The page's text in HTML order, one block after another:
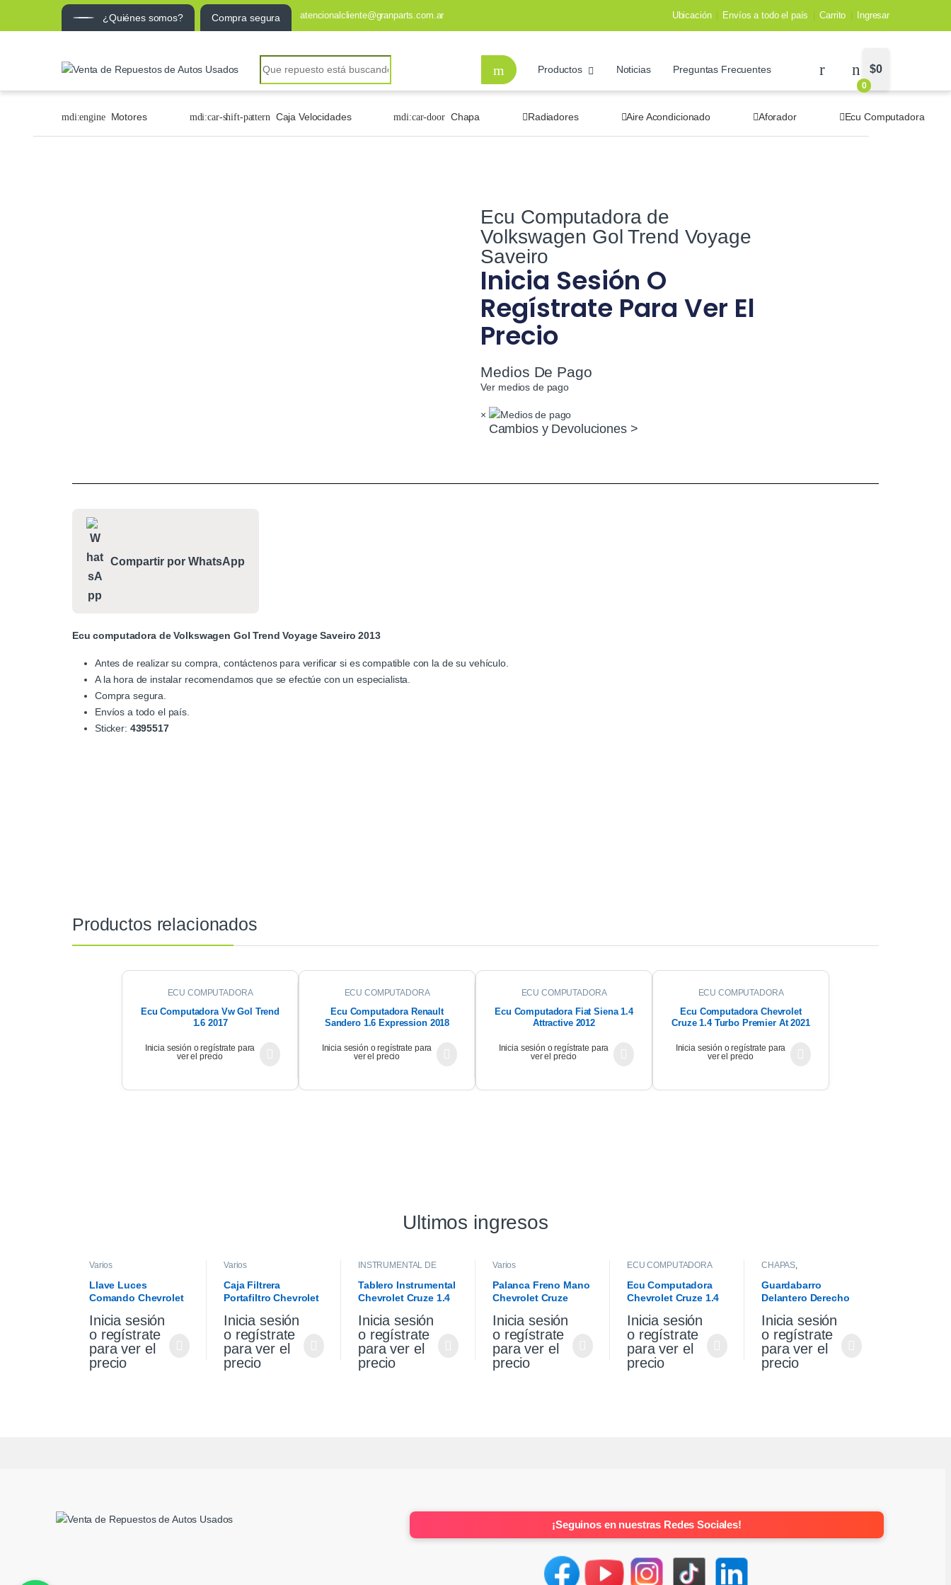
¿Quiénes somos? Compra segura atencionalcliente@granparts.com.ar Ubicación Envíos a todo el país Carrito Ingresar
Productos Noticias Preguntas Frecuentes
0
$0
Motores Caja Velocidades Chapa Radiadores Aire Acondicionado Aforador Ecu Computadora
Ecu Computadora de
Volkswagen Gol Trend Voyage
Saveiro
Inicia Sesión O
Regístrate Para Ver El
Precio
Medios De Pago
Ver medios de pago
×
Cambios y Devoluciones >
Compartir por WhatsApp
Ecu computadora de Volkswagen Gol Trend Voyage Saveiro 2013
Antes de realizar su compra, contáctenos para verificar si es compatible con la de su vehículo.
A la hora de instalar recomendamos que se efectúe con un especialista.
Compra segura.
Envíos a todo el país.
Sticker: 4395517
Productos relacionados
ECU COMPUTADORA
Ecu Computadora Vw Gol Trend
1.6 2017
Inicia sesión o regístrate para
ver el precio
ECU COMPUTADORA
Ecu Computadora Renault
Sandero 1.6 Expression 2018
Inicia sesión o regístrate para
ver el precio
ECU COMPUTADORA
Ecu Computadora Fiat Siena 1.4
Attractive 2012
Inicia sesión o regístrate para
ver el precio
ECU COMPUTADORA
Ecu Computadora Chevrolet
Cruze 1.4 Turbo Premier At 2021
Inicia sesión o regístrate para
ver el precio
Ultimos ingresos
Varios
Llave Luces
Comando Chevrolet
Inicia sesión
o regístrate
para ver el
precio
Varios
Caja Filtrera
Portafiltro Chevrolet
19/21
Inicia sesión
o regístrate
para ver el
precio
INSTRUMENTAL DE
Tablero Instrumental
Chevrolet Cruze 1.4
Inicia sesión
o regístrate
para ver el
precio
Varios
Palanca Freno Mano
Chevrolet Cruze
Inicia sesión
o regístrate
para ver el
precio
ECU COMPUTADORA
Ecu Computadora
Chevrolet Cruze 1.4
2021
Inicia sesión
o regístrate
para ver el
precio
CHAPAS,
Guardabarro
Delantero Derecho
Inicia sesión
o regístrate
para ver el
precio
¡Seguinos en nuestras Redes Sociales!